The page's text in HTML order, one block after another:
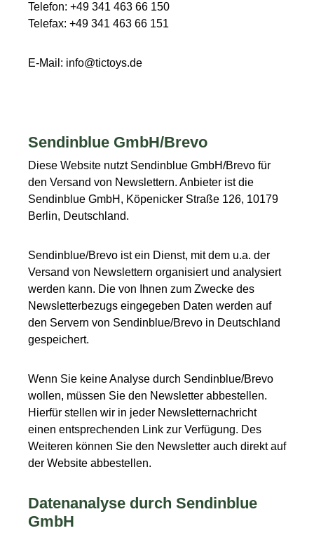
Telefon: +49 341 463 66 150
Telefax: +49 341 463 66 151
E-Mail: info@tictoys.de
Sendinblue GmbH/Brevo
Diese Website nutzt Sendinblue GmbH/Brevo für
den Versand von Newslettern. Anbieter ist die
Sendinblue GmbH, Köpenicker Straße 126, 10179
Berlin, Deutschland.
Sendinblue/Brevo ist ein Dienst, mit dem u.a. der
Versand von Newslettern organisiert und analysiert
werden kann. Die von Ihnen zum Zwecke des
Newsletterbezugs eingegeben Daten werden auf
den Servern von Sendinblue/Brevo in Deutschland
gespeichert.
Wenn Sie keine Analyse durch Sendinblue/Brevo
wollen, müssen Sie den Newsletter abbestellen.
Hierfür stellen wir in jeder Newsletternachricht
einen entsprechenden Link zur Verfügung. Des
Weiteren können Sie den Newsletter auch direkt auf
der Website abbestellen.
Datenanalyse durch Sendinblue
GmbH